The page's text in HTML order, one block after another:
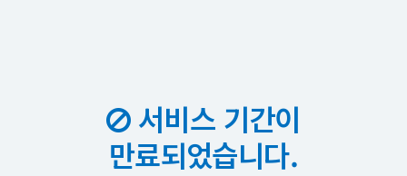
서비스 기간이
만료되었습니다.